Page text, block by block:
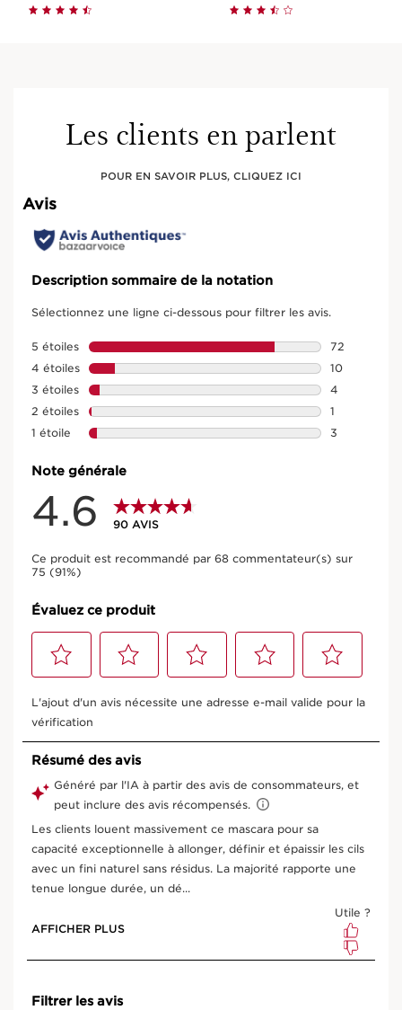
Les clients en parlent
POUR EN SAVOIR PLUS, CLIQUEZ ICI